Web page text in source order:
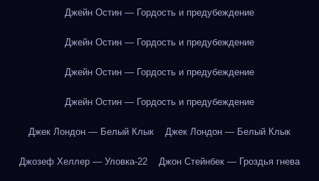
Джейн Остин — Гордость и предубеждение
Джейн Остин — Гордость и предубеждение
Джейн Остин — Гордость и предубеждение
Джейн Остин — Гордость и предубеждение
Джек Лондон — Белый Клык Джек Лондон — Белый Клык
Джозеф Хеллер — Уловка-22 Джон Стейнбек — Гроздья гнева